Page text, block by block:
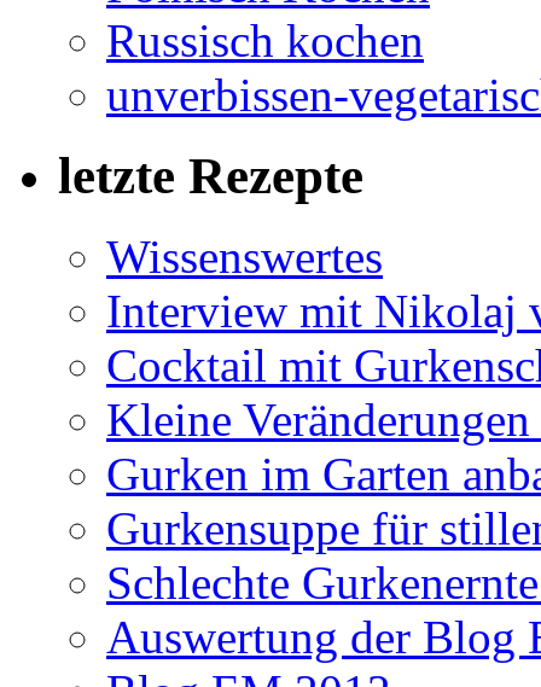
Russisch kochen
unverbissen-
letzte Rezepte
Wissenswertes
Interview mit Nikolaj
Cocktail mit
Kleine
Gurken im Garten
Gurkensuppe für
Schlechte
Auswertung der Blog